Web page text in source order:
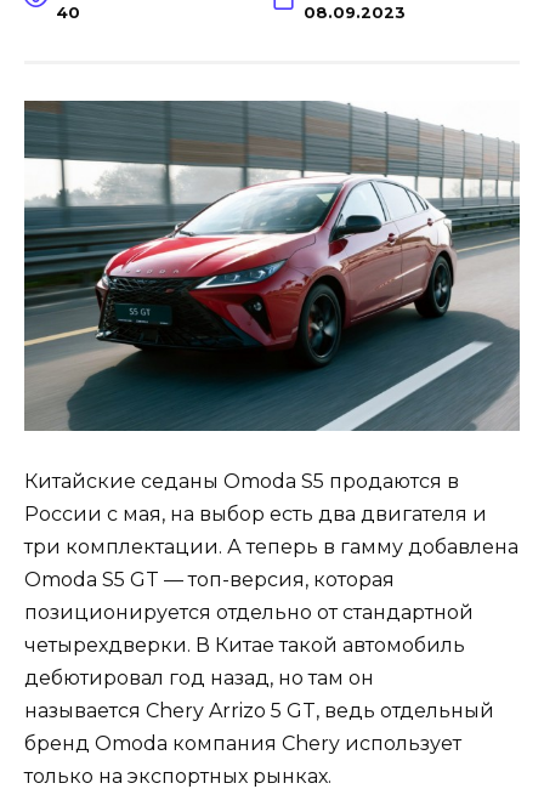
40 08.09.2023
Китайские седаны Omoda S5 продаются в
России с мая, на выбор есть два двигателя и
три комплектации. А теперь в гамму добавлена
Omoda S5 GT — топ-версия, которая
позиционируется отдельно от стандартной
четырехдверки. В Китае такой автомобиль
дебютировал год назад, но там он
называется Chery Arrizo 5 GT, ведь отдельный
бренд Omoda компания Chery использует
только на экспортных рынках.